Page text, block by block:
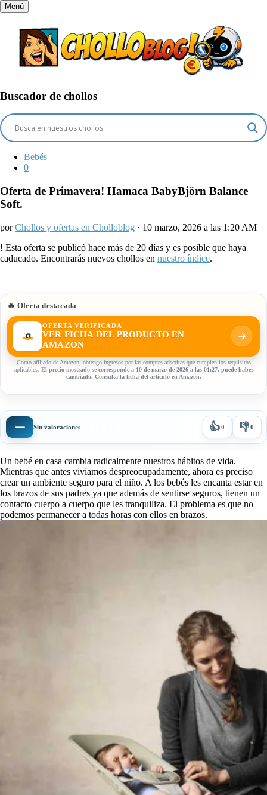
Menú
Buscador de chollos
Bebés
0
Oferta de Primavera! Hamaca BabyBjörn Balance
Soft.
porChollos y ofertas en Cholloblog · 10 marzo, 2026 a las 1:20 AM
! Esta oferta se publicó hace más de 20 días y es posible que haya
caducado. Encontrarás nuevos chollos en nuestro índice.
🔥 Oferta destacada
OFERTA VERIFICADA
VER FICHA DEL PRODUCTO EN
AMAZON
Como afiliado de Amazon, obtengo ingresos por las compras adscritas que cumplen los requisitos
aplicables. El precio mostrado se corresponde a 10 de marzo de 2026 a las 01:27, puede haber
cambiado. Consulta la ficha del artículo en Amazon.
— Sin valoraciones 👍0 👎0
Un bebé en casa cambia radicalmente nuestros hábitos de vida.
Mientras que antes vivíamos despreocupadamente, ahora es preciso
crear un ambiente seguro para el niño. A los bebés les encanta estar en
los brazos de sus padres ya que además de sentirse seguros, tienen un
contacto cuerpo a cuerpo que les tranquiliza. El problema es que no
podemos permanecer a todas horas con ellos en brazos.